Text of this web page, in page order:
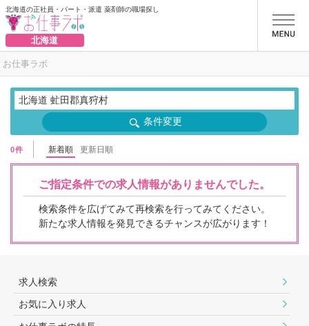
北海道の正社員・パート・派遣 薬剤師の職場探し
北海道
お仕事ラボ
北海道 虻田郡真狩村
条件変更
0件 新着順 更新日順
ご指定条件での求人情報がありませんでした。
検索条件を広げてみて再検索を行ってみてください。
新たな求人情報を発見できるチャンスが広がります！
求人検索
お気に入り求人